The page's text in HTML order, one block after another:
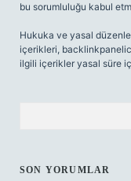
bu sorumluluğu kabul
Hukuka ve yasal
içerikleri,
ilgili içerikler yasal süre
SON YORUMLAR